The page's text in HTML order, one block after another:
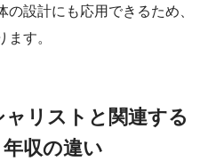
設計にも応用できるため、
す。
リストと関連する
収の違い